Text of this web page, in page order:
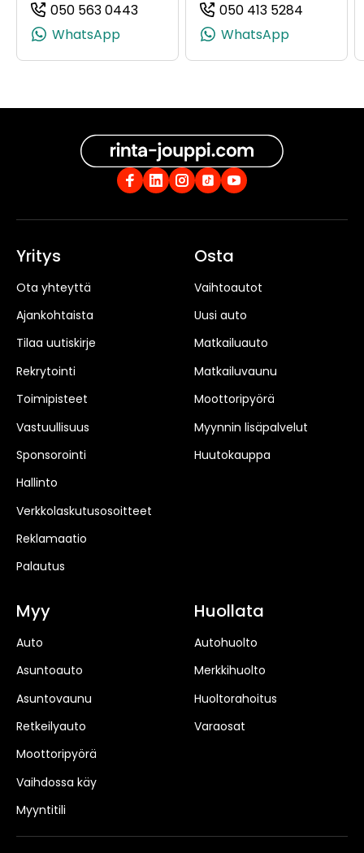
050 563 0443
(+358505630443, 0505630443,
WhatsApp
050 413 5284
WhatsApp
Yritys
Ota yhteyttä
Ajankohtaista
Tilaa uutiskirje
Rekrytointi
Toimipisteet
Vastuullisuus
Sponsorointi
Hallinto
Verkkolaskutusosoitteet
Reklamaatio
Palautus
Osta
Vaihtoautot
Uusi auto
Matkailuauto
Matkailuvaunu
Moottoripyörä
Myynnin lisäpalvelut
Huutokauppa
Myy
Auto
Asuntoauto
Asuntovaunu
Retkeilyauto
Moottoripyörä
Vaihdossa käy
Myyntitili
Huollata
Autohuolto
Merkkihuolto
Huoltorahoitus
Varaosat